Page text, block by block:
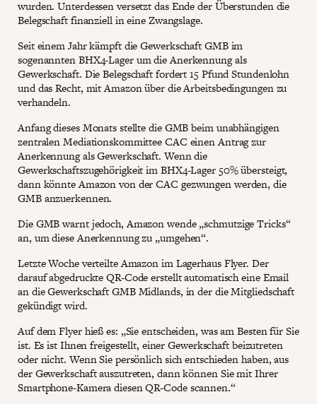
wurden. Unterdessen versetzt das Ende der Überstunden die
Belegschaft finanziell in eine Zwangslage.
Seit einem Jahr kämpft die Gewerkschaft GMB im
sogenannten BHX4-Lager um die Anerkennung als
Gewerkschaft. Die Belegschaft fordert 15 Pfund Stundenlohn
und das Recht, mit Amazon über die Arbeitsbedingungen zu
verhandeln.
Anfang dieses Monats stellte die GMB beim unabhängigen
zentralen Mediationskommittee CAC einen Antrag zur
Anerkennung als Gewerkschaft. Wenn die
Gewerkschaftszugehörigkeit im BHX4-Lager 50% übersteigt,
dann könnte Amazon von der CAC gezwungen werden, die
GMB anzuerkennen.
Die GMB warnt jedoch, Amazon wende „schmutzige Tricks“
an, um diese Anerkennung zu „umgehen“.
Letzte Woche verteilte Amazon im Lagerhaus Flyer. Der
darauf abgedruckte QR-Code erstellt automatisch eine Email
an die Gewerkschaft GMB Midlands, in der die Mitgliedschaft
gekündigt wird.
Auf dem Flyer hieß es: „Sie entscheiden, was am Besten für Sie
ist. Es ist Ihnen freigestellt, einer Gewerkschaft beizutreten
oder nicht. Wenn Sie persönlich sich entschieden haben, aus
der Gewerkschaft auszutreten, dann können Sie mit Ihrer
Smartphone-Kamera diesen QR-Code scannen.“